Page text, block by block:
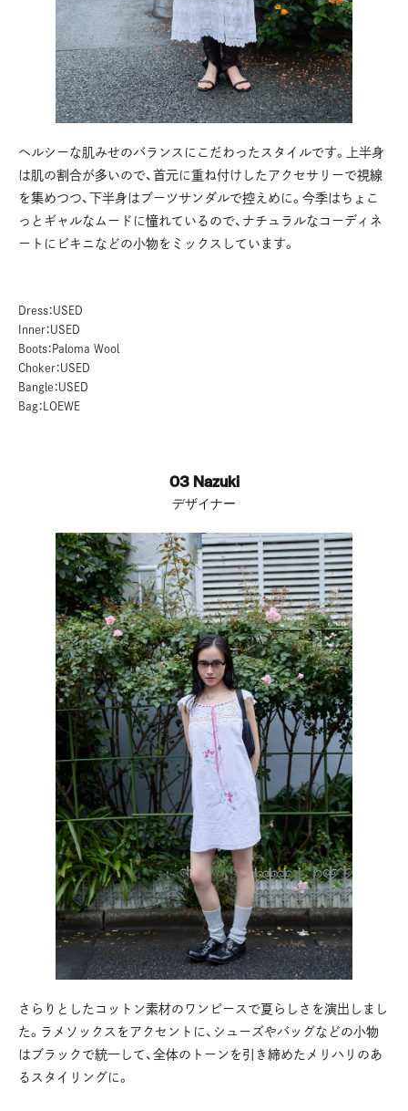
ヘルシーな肌みせのバランスにこだわったスタイルです。上半身
は肌の割合が多いので、首元に重ね付けしたアクセサリーで視線
を集めつつ、下半身はブーツサンダルで控えめに。今季はちょこ
っとギャルなムードに憧れているので、ナチュラルなコーディネ
ートにビキニなどの小物をミックスしています。
Dress：USED
Inner：USED
Boots：Paloma Wool
Choker：USED
Bangle：USED
Bag：LOEWE
03 Nazuki
デザイナー
さらりとしたコットン素材のワンピースで夏らしさを演出しまし
た。ラメソックスをアクセントに、シューズやバッグなどの小物
はブラックで統一して、全体のトーンを引き締めたメリハリのあ
るスタイリングに。